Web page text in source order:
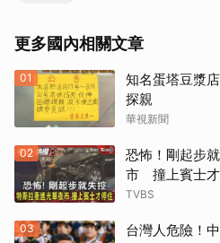
更多國內相關文章
01
知名蛋塔豆漿
探親
華視新聞
02
恐怖！剛起步
市 撞上賓士
TVBS
03
台灣人危險！